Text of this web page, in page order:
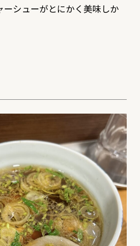
ーシューがとにかく美味しか